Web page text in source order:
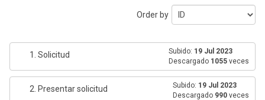
Order by
1. Solicitud Subido: 19 Jul 2023
Descargado 1055 veces
2. Presentar solicitud Subido: 19 Jul 2023
Descargado 990 veces